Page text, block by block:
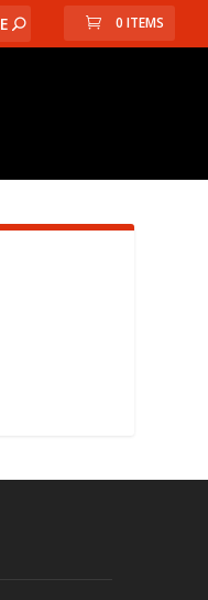
0 ITEMS